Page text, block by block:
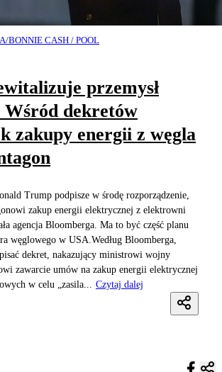
BONNIE CASH / POOL
przemysł
Wśród dekretów
zakupy energii z węgla
Trump podpisze w środę rozporządzenie,
zakup energii elektrycznej z elektrowni
agencja Bloomberga. Ma to być część planu
węglowego w USA.Według Bloomberga,
dekret, nakazujący ministrowi wojny
zawarcie umów na zakup energii elektrycznej
w celu „zasila...
Czytaj dalej